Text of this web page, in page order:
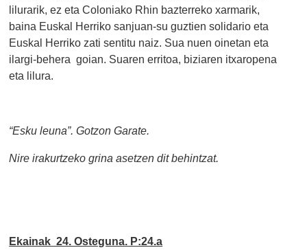
lilurarik, ez eta Coloniako Rhin bazterreko xarmarik,
baina Euskal Herriko sanjuan-su guztien solidario eta
Euskal Herriko zati sentitu naiz. Sua nuen oinetan eta
ilargi-behera goian. Suaren erritoa, biziaren itxaropena
eta lilura.
“Esku leuna”. Gotzon Garate.
Nire irakurtzeko grina asetzen dit behintzat.
Ekainak 24. Osteguna. P:24.a